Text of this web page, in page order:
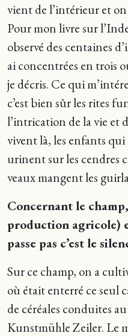
vient de l’intérieur et
Pour mon livre sur
observé des centaines
ai concentrées en trois
je décris. Ce qui
c’est bien sûr les rites
l’intrication de la vie et
vivent là, les enfants
urinent sur les cendres
veaux mangent les
Concernant le
production agricole)
passe pas c’est le
Sur ce champ, on a
où était enterré ce seul
de céréales conduites
Kunstmühle Zeiler. Le